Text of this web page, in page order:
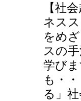
【社
ネス
をめ
スの
学び
も・
る」